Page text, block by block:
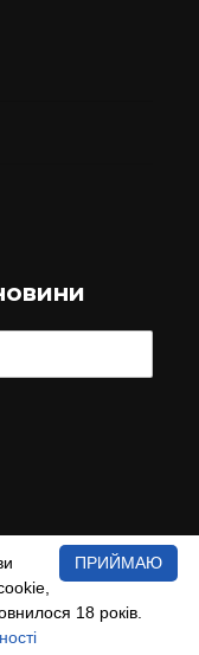
пряме
на сайт
ПРИЙМАЮ
18 років.